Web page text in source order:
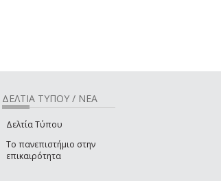
ΔΕΛΤΙΑ ΤΥΠΟΥ / ΝΕΑ
Δελτία Τύπου
Το πανεπιστήμιο στην
επικαιρότητα